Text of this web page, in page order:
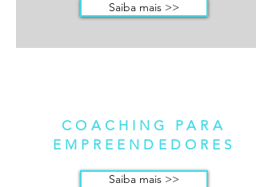
Saiba mais >>
COACHING PARA
EMPREENDEDORES
Saiba mais >>